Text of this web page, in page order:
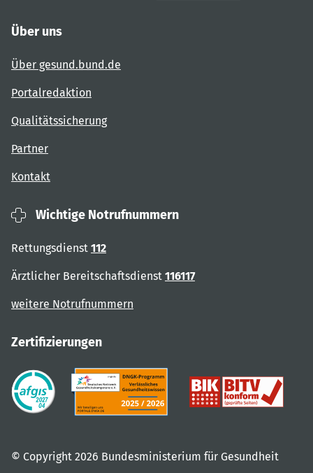
Über uns
Über gesund.bund.de
Portalredaktion
Qualitätssicherung
Partner
Kontakt
Wichtige Notrufnummern
Rettungsdienst 112
Ärztlicher Bereitschaftsdienst 116117
weitere Notrufnummern
Zertifizierungen
© Copyright 2026 Bundesministerium für Gesundheit